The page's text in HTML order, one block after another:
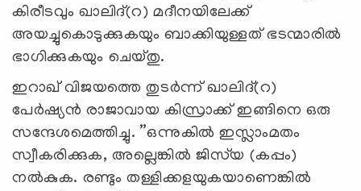
കിരീടവും ഖാലിദ്(റ) മദീനയിലേക്ക്
അയച്ചുകൊടുക്കുകയും ബാക്കിയുള്ളത് ഭടന്മാരില്‍
ഭാഗിക്കുകയും ചെയ്തു.
ഇറാഖ് വിജയത്തെ തുടര്‍ന്ന് ഖാലിദ്(റ)
പേര്‍ഷ്യന്‍ രാജാവായ കിസ്രാക്ക് ഇങ്ങിനെ ഒരു
സന്ദേശമെത്തിച്ചു. ”ഒന്നുകില്‍ ഇസ്ലാംമതം
സ്വീകരിക്കുക, അല്ലെങ്കില്‍ ജിസ്‌യ (കപ്പം)
നല്‍കുക. രണ്ടും തള്ളിക്കളയുകയാണെങ്കില്‍